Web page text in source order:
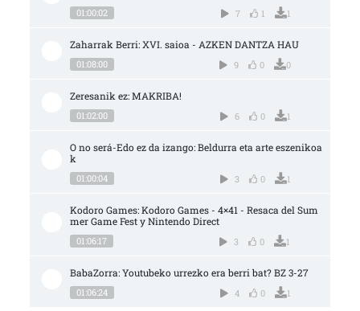
01:00:02 7 1 1
Zaharrak Berri: XVI. saioa - AZKEN DANTZA HAU
01:08:00 9 0 0
Zeresanik ez: MAKRIBA!
01:02:00 6 0 1
O no será-Edo ez da izango: Beldurra eta arte eszenikoa
k
01:00:04 3 0 1
Kodoro Games: Kodoro Games - 4×41 - Resaca del Sum
mer Game Fest y Nintendo Direct
01:06:17 3 0 1
BabaZorra: Youtubeko urrezko era berri bat? BZ 3-27
01:06:24 4 0 1